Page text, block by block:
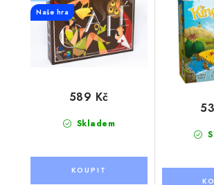
Naše hra
Skladem
589 Kč